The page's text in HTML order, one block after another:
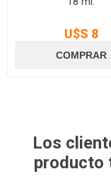
U$S 8
Los
producto